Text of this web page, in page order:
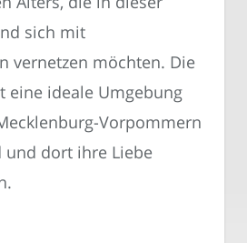
sich mit
vernetzen möchten. Die
eine ideale Umgebung
Vorpommern
und dort ihre Liebe